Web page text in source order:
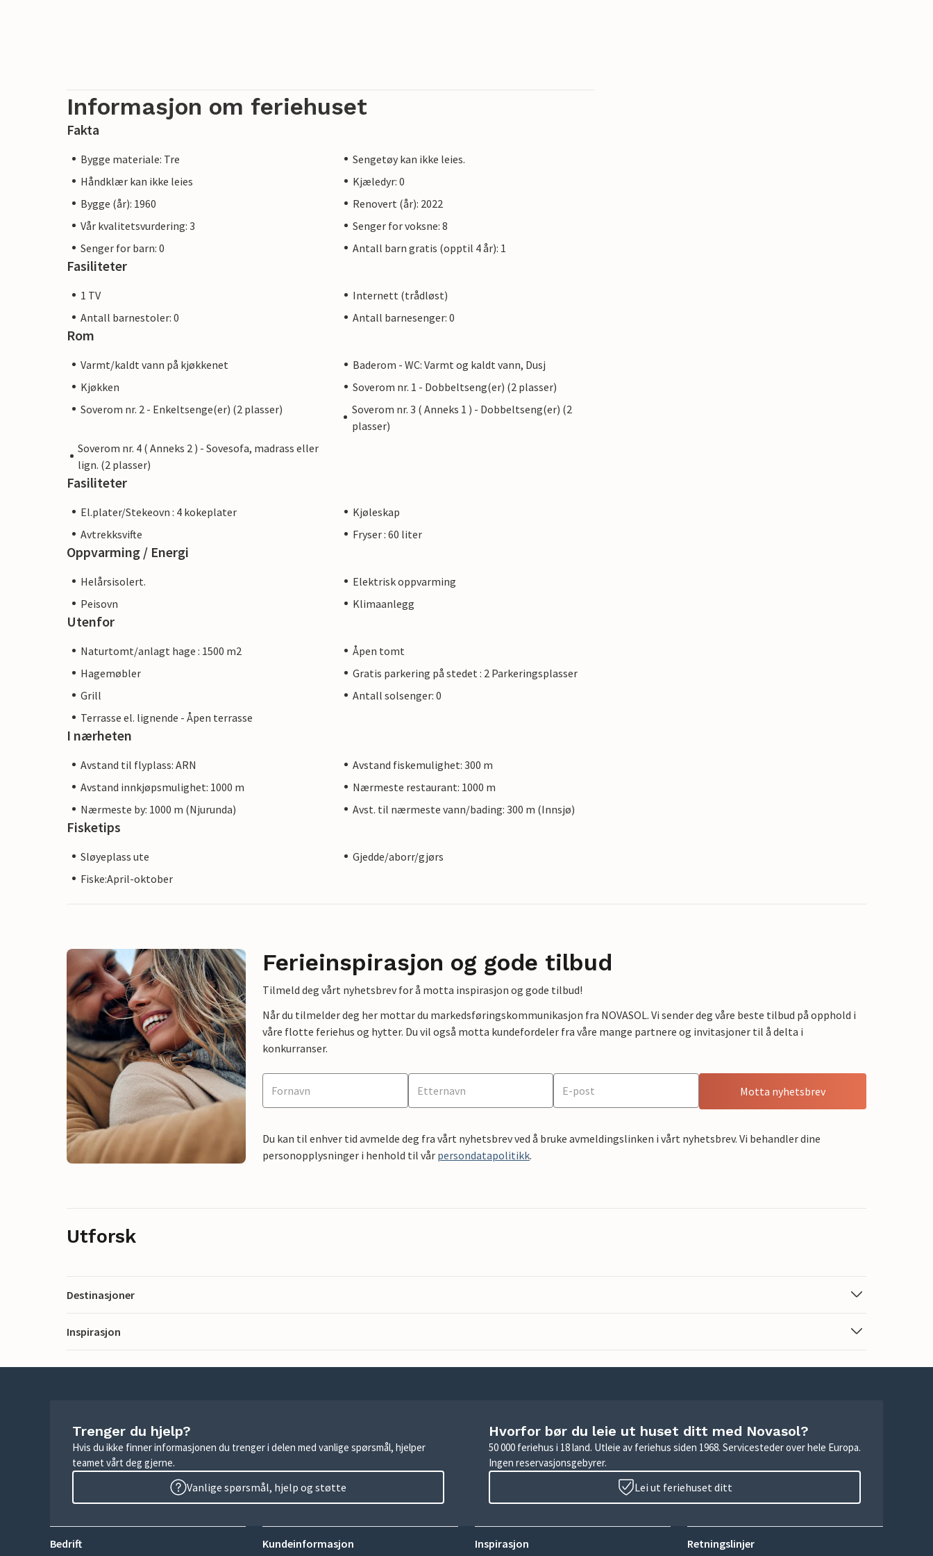
Informasjon om feriehuset
Fakta
Bygge materiale: Tre
Sengetøy kan ikke leies.
Håndklær kan ikke leies
Kjæledyr: 0
Bygge (år): 1960
Renovert (år): 2022
Vår kvalitetsvurdering: 3
Senger for voksne: 8
Senger for barn: 0
Antall barn gratis (opptil 4 år): 1
Fasiliteter
1 TV
Internett (trådløst)
Antall barnestoler: 0
Antall barnesenger: 0
Rom
Varmt/kaldt vann på kjøkkenet
Baderom - WC: Varmt og kaldt vann, Dusj
Kjøkken
Soverom nr. 1 - Dobbeltseng(er) (2 plasser)
Soverom nr. 2 - Enkeltsenge(er) (2 plasser)
Soverom nr. 3 ( Anneks 1 ) - Dobbeltseng(er) (2
plasser)
Soverom nr. 4 ( Anneks 2 ) - Sovesofa, madrass eller
lign. (2 plasser)
Fasiliteter
El.plater/Stekeovn : 4 kokeplater
Kjøleskap
Avtrekksvifte
Fryser : 60 liter
Oppvarming / Energi
Helårsisolert.
Elektrisk oppvarming
Peisovn
Klimaanlegg
Utenfor
Naturtomt/anlagt hage : 1500 m2
Åpen tomt
Hagemøbler
Gratis parkering på stedet : 2 Parkeringsplasser
Grill
Antall solsenger: 0
Terrasse el. lignende - Åpen terrasse
I nærheten
Avstand til flyplass: ARN
Avstand fiskemulighet: 300 m
Avstand innkjøpsmulighet: 1000 m
Nærmeste restaurant: 1000 m
Nærmeste by: 1000 m (Njurunda)
Avst. til nærmeste vann/bading: 300 m (Innsjø)
Fisketips
Sløyeplass ute
Gjedde/aborr/gjørs
Fiske:April-oktober
Ferieinspirasjon og gode tilbud
Tilmeld deg vårt nyhetsbrev for å motta inspirasjon og gode tilbud!
Når du tilmelder deg her mottar du markedsføringskommunikasjon fra NOVASOL. Vi sender deg våre beste tilbud på opphold i
våre flotte feriehus og hytter. Du vil også motta kundefordeler fra våre mange partnere og invitasjoner til å delta i
konkurranser.
Motta nyhetsbrev
Du kan til enhver tid avmelde deg fra vårt nyhetsbrev ved å bruke avmeldingslinken i vårt nyhetsbrev. Vi behandler dine
personopplysninger i henhold til vår persondatapolitikk.
Utforsk
Destinasjoner
Inspirasjon
Trenger du hjelp?
Hvis du ikke finner informasjonen du trenger i delen med vanlige spørsmål, hjelper
teamet vårt deg gjerne.
Vanlige spørsmål, hjelp og støtte
Hvorfor bør du leie ut huset ditt med Novasol?
50 000 feriehus i 18 land. Utleie av feriehus siden 1968. Servicesteder over hele Europa.
Ingen reservasjonsgebyrer.
Lei ut feriehuset ditt
Bedrift Kundeinformasjon Inspirasjon Retningslinjer